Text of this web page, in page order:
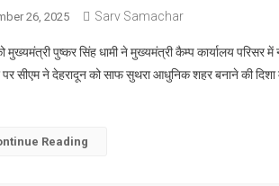
26, 2025 Sarv Samachar
मुख्यमंत्री पुष्कर सिंह धामी ने मुख्यमंत्री कैम्प कार्यालय परिसर
सीएम ने देहरादून को साफ सुथरा आधुनिक शहर बनाने की दिशा
Reading